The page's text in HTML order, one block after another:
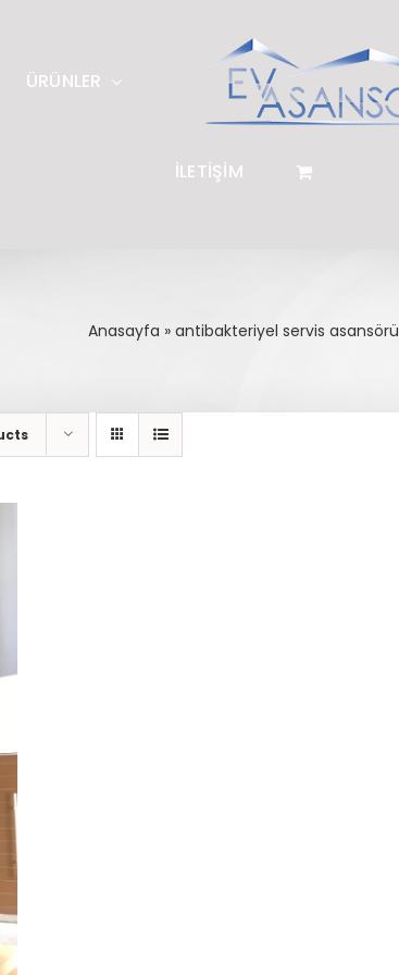
ÜRÜNLER
İLETİŞİM
Anasayfa » antibakteriyel servis asansörü